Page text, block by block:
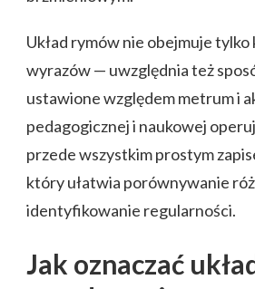
Układ rymów nie obejmuje
wyrazów — uwzględnia też
ustawione względem metrum i
pedagogicznej i naukowej
przede wszystkim prostym
który ułatwia porównywanie
identyfikowanie regularności.
Jak oznaczać